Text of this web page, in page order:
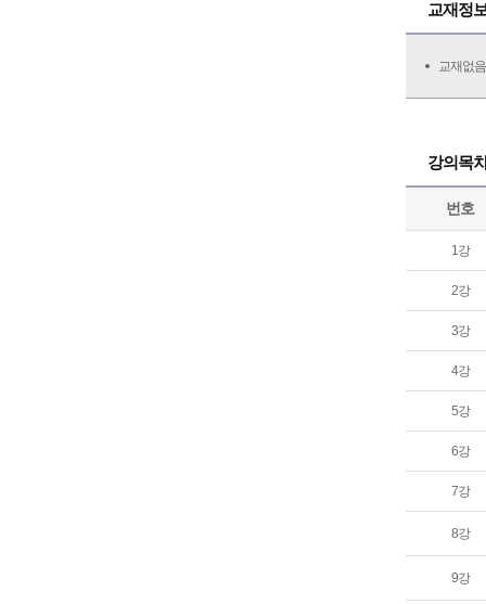
교재정
교재없음
강의목
번호
1강
2강
3강
4강
5강
6강
7강
8강
9강